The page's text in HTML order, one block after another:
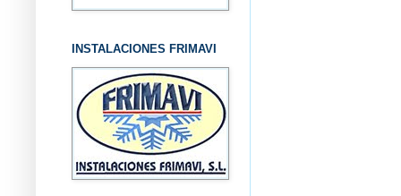
INSTALACIONES FRIMAVI